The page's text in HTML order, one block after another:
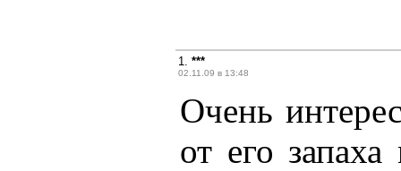
1. ***
02.11.09 в 13:48
Очень
от его